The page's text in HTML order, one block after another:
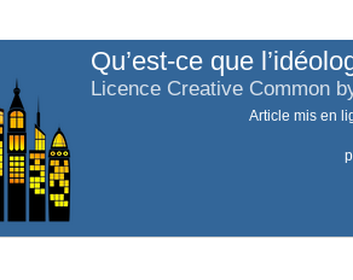
Qu’est-ce que
Licence Creative Common
Article mis en